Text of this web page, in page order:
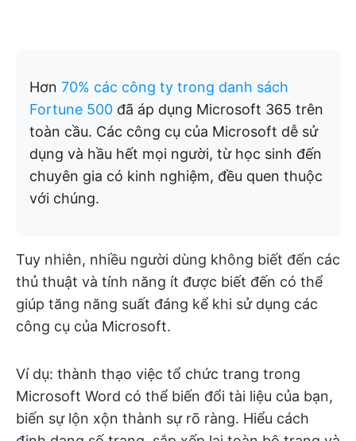
Hơn 70% các công ty trong danh sách
Fortune 500 đã áp dụng Microsoft 365 trên
toàn cầu. Các công cụ của Microsoft dễ sử
dụng và hầu hết mọi người, từ học sinh đến
chuyên gia có kinh nghiệm, đều quen thuộc
với chúng.
Tuy nhiên, nhiều người dùng không biết đến các
thủ thuật và tính năng ít được biết đến có thể
giúp tăng năng suất đáng kể khi sử dụng các
công cụ của Microsoft.
Ví dụ: thành thạo việc tổ chức trang trong
Microsoft Word có thể biến đổi tài liệu của bạn,
biến sự lộn xộn thành sự rõ ràng. Hiểu cách